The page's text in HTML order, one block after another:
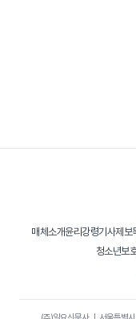
매체소개윤리강령기사제보
청소년보